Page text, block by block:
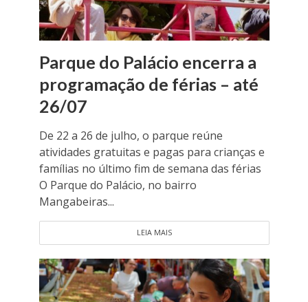
Parque do Palácio encerra a
programação de férias – até
26/07
De 22 a 26 de julho, o parque reúne
atividades gratuitas e pagas para crianças e
famílias no último fim de semana das férias
O Parque do Palácio, no bairro
Mangabeiras...
LEIA MAIS